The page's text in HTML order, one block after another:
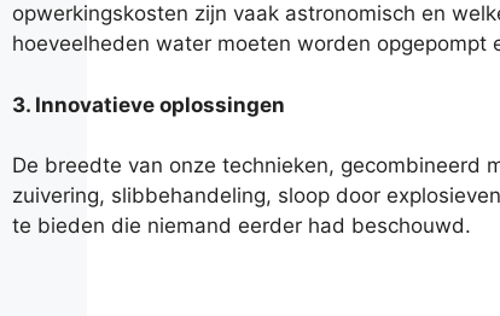
opwerkingskosten zijn vaak astronomisch en
hoeveelheden water moeten worden
3. Innovatieve oplossingen
De breedte van onze technieken, gecombineerd
zuivering, slibbehandeling, sloop door
te bieden die niemand eerder had beschouwd.